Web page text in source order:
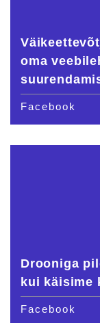
oma
Facebook
Drooniga
kui käisime
Facebook